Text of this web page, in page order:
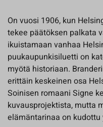
On vuosi 1906, kun
tekee päätöksen palkata
ikuistamaan vanhaa
puukaupunkisiluetti on
myötä historiaan.
erittäin keskeinen osa
Soinisen romaani Signe
kuvausprojektista, mutta
elämäntarinaa on kudottu